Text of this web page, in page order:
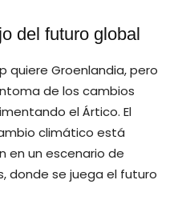
del futuro global
quiere Groenlandia, pero
de los cambios
el Ártico. El
climático está
en un escenario de
donde se juega el futuro